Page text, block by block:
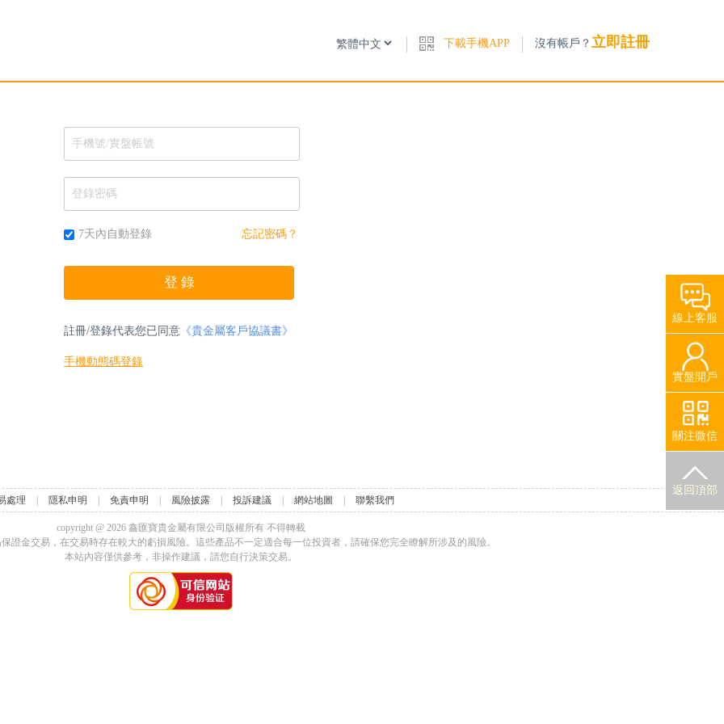
下載手機APP 沒有帳戶？ 立即註冊
線上客服
實盤開戶
關注微信
返回頂部
7天內自動登錄 忘記密碼？
註冊/登錄代表您已同意 《貴金屬客戶協議書》
手機動態碼登錄
處理 隱私申明 免責申明 風險披露 投訴建議 網站地圖 聯繫我們
copyright @ 2026 鑫匯寶貴金屬有限公司版權所有 不得轉載
證金交易，在交易時存在較大的虧損風險。這些產品不一定適合每一位投資者，請確保您完全瞭解所涉及的風險。
本站內容僅供參考，非操作建議，請您自行決策交易。